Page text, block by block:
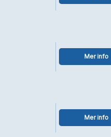
Mer info
Mer info